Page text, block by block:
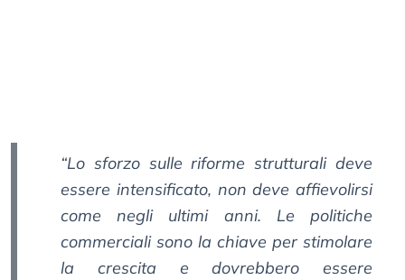
“Lo sforzo sulle riforme strutturali deve
essere intensificato, non deve affievolirsi
come negli ultimi anni. Le politiche
commerciali sono la chiave per stimolare
la crescita e dovrebbero essere